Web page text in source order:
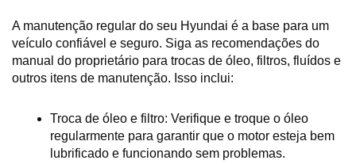
A manutenção regular do seu Hyundai é a base para um
veículo confiável e seguro. Siga as recomendações do
manual do proprietário para trocas de óleo, filtros, fluídos e
outros itens de manutenção. Isso inclui:
Troca de óleo e filtro: Verifique e troque o óleo
regularmente para garantir que o motor esteja bem
lubrificado e funcionando sem problemas.